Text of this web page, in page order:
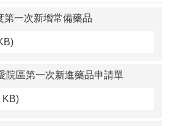
第一次新增常備藥品
院區第一次新進藥品申請單
KB)